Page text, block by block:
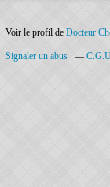
Voir le profil de Docteur
Signaler un abus